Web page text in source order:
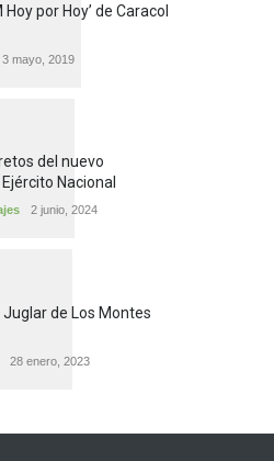
por Hoy’ de Caracol
3 mayo, 2019
del nuevo
Nacional
2 junio, 2024
de Los Montes
28 enero, 2023